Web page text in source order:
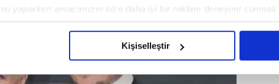
yaparken amacımızın size daha iyi bir reklam deneyimi
elimizden gelen çabayı gösterdiğimizi ve bu noktada,
Kişiselleştir